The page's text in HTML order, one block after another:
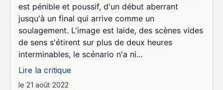
est pénible et poussif, d'un début aberrant
jusqu'à un final qui arrive comme un
soulagement. L'image est laide, des scènes vides
de sens s'étirent sur plus de deux heures
interminables, le scénario n'a ni...
Lire la critique
le 21 août 2022